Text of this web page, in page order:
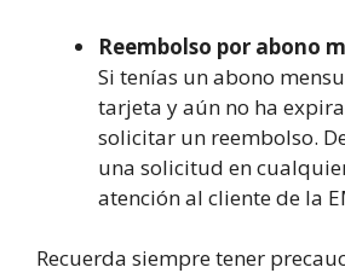
Reembolso por abono
Si tenías un abono
tarjeta y aún no ha
solicitar un reembolso.
una solicitud en
atención al cliente de la
Recuerda siempre tener